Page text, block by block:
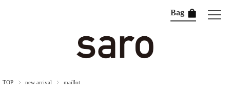
Bag
TOP new arrival maillot